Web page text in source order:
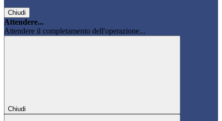
Chiudi
Attendere...
Attendere il completamento dell'operazione...
Chiudi